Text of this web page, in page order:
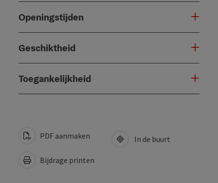
Openingstijden
Geschiktheid
Toegankelijkheid
PDF aanmaken
Bijdrage printen
In de buurt